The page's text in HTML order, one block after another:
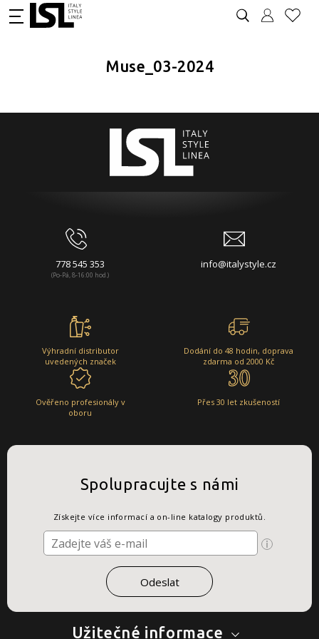
Muse_03-2024
778 545 353
(Po-Pá, 8-16:00 hod.)
info@italystyle.cz
Výhradní distributor
uvedených značek
Dodání do 48 hodin, doprava
zdarma od 2000 Kč
Ověřeno profesionály v
oboru
Přes 30 let zkušeností
Užitečné informace
Spolupracujte s námi
Získejte více informací a on-line katalogy produktů.